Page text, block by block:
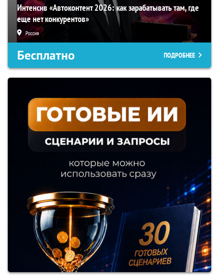
Интенсив «Автоконтент 2026: как зарабатывать там, где
еще нет конкурентов»
Россия
Бесплатно ПОДРОБНЕЕ